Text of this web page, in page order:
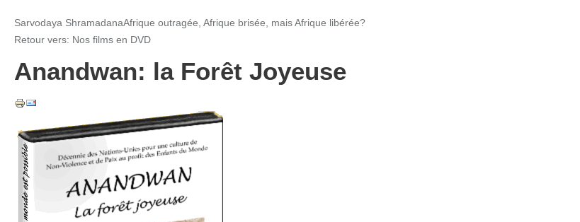
Sarvodaya ShramadanaAfrique outragée, Afrique brisée, mais Afrique libérée?
Retour vers: Nos films en DVD
Anandwan: la Forêt Joyeuse